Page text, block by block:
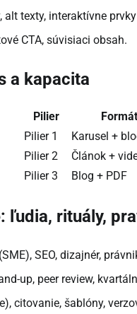
alt texty, interaktívne
CTA, súvisiaci obsah.
a kapacita
Pilier Formát
Pilier 1 Karusel +
Pilier 2 Článok +
Pilier 3 Blog + PDF
ľudia, rituály,
SEO, dizajnér,
up, peer review,
citovanie, šablóny,